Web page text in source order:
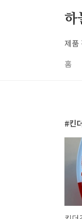
하
제품
홈
킨